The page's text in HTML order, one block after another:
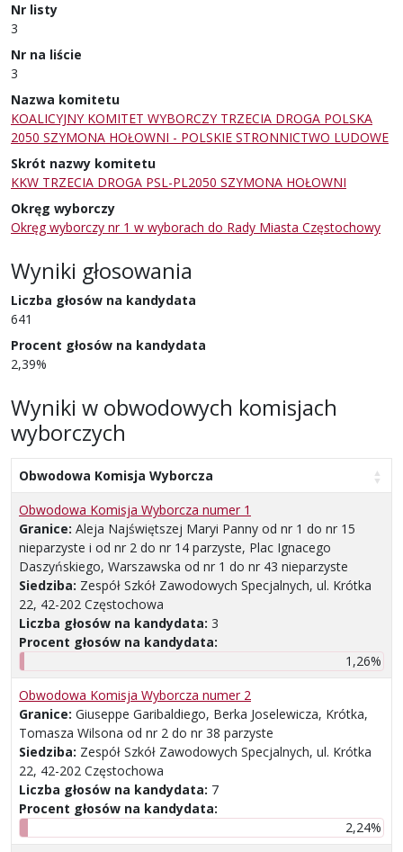
Nr listy
3
Nr na liście
3
Nazwa komitetu
KOALICYJNY KOMITET WYBORCZY TRZECIA DROGA POLSKA
2050 SZYMONA HOŁOWNI - POLSKIE STRONNICTWO LUDOWE
Skrót nazwy komitetu
KKW TRZECIA DROGA PSL-PL2050 SZYMONA HOŁOWNI
Okręg wyborczy
Okręg wyborczy nr 1 w wyborach do Rady Miasta Częstochowy
Wyniki głosowania
Liczba głosów na kandydata
641
Procent głosów na kandydata
2,39%
Wyniki w obwodowych komisjach
wyborczych
Obwodowa Komisja Wyborcza
Obwodowa Komisja Wyborcza numer 1
Granice: Aleja Najświętszej Maryi Panny od nr 1 do nr 15
nieparzyste i od nr 2 do nr 14 parzyste, Plac Ignacego
Daszyńskiego, Warszawska od nr 1 do nr 43 nieparzyste
Siedziba: Zespół Szkół Zawodowych Specjalnych, ul. Krótka
22, 42-202 Częstochowa
Liczba głosów na kandydata: 3
Procent głosów na kandydata:
1,26%
Obwodowa Komisja Wyborcza numer 2
Granice: Giuseppe Garibaldiego, Berka Joselewicza, Krótka,
Tomasza Wilsona od nr 2 do nr 38 parzyste
Siedziba: Zespół Szkół Zawodowych Specjalnych, ul. Krótka
22, 42-202 Częstochowa
Liczba głosów na kandydata: 7
Procent głosów na kandydata:
2,24%